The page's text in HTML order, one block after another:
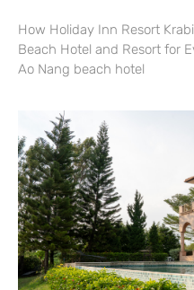
How Holiday Inn Resort
Beach Hotel and Resort for
Ao Nang beach hotel